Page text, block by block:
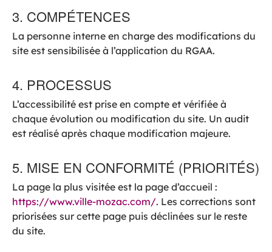
3. COMPÉTENCES
La personne interne en charge des modifications du
site est sensibilisée à l’application du RGAA.
4. PROCESSUS
L’accessibilité est prise en compte et vérifiée à
chaque évolution ou modification du site. Un audit
est réalisé après chaque modification majeure.
5. MISE EN CONFORMITÉ (PRIORITÉS)
La page la plus visitée est la page d’accueil :
https://www.ville-mozac.com/. Les corrections sont
priorisées sur cette page puis déclinées sur le reste
du site.